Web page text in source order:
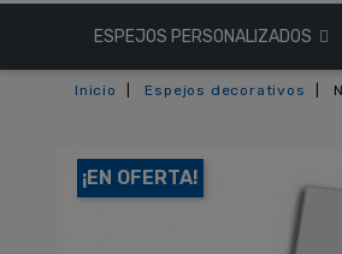
ESPEJOS PERSONALIZADOS
Inicio Espejos decorativos
¡EN OFERTA!